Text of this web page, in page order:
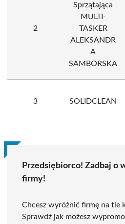
2
Sprzątająca
MULTI-
TASKER
ALEKSANDR
A
SAMBORSKA
3 SOLIDCLEAN
Przedsiębiorco! Zadbaj o
firmy!
Chcesz wyróżnić firmę na tle
Sprawdź jak możesz